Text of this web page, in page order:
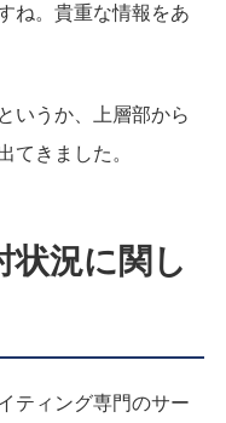
ね。貴重な情報をあ
いうか、上層部から
てきました。
状況に関し
ティング専門のサー